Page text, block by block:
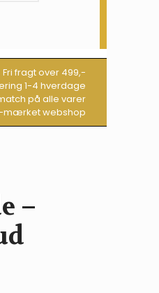
Fri fragt over 499,-
1-4 hverdage
på alle varer
mærket webshop
–